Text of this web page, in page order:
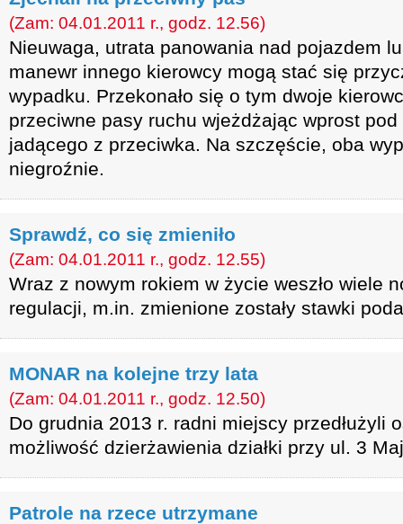
(Zam: 04.01.2011 r., godz. 12.56)
Nieuwaga, utrata panowania nad pojazdem
manewr innego kierowcy mogą stać się
wypadku. Przekonało się o tym dwoje
przeciwne pasy ruchu wjeżdżając wprost pod
jadącego z przeciwka. Na szczęście, oba
niegroźnie.
Sprawdź, co się zmieniło
(Zam: 04.01.2011 r., godz. 12.55)
Wraz z nowym rokiem w życie weszło wiele
regulacji, m.in. zmienione zostały stawki
MONAR na kolejne trzy lata
(Zam: 04.01.2011 r., godz. 12.50)
Do grudnia 2013 r. radni miejscy przedłużyli
możliwość dzierżawienia działki przy ul. 3
Patrole na rzece utrzymane